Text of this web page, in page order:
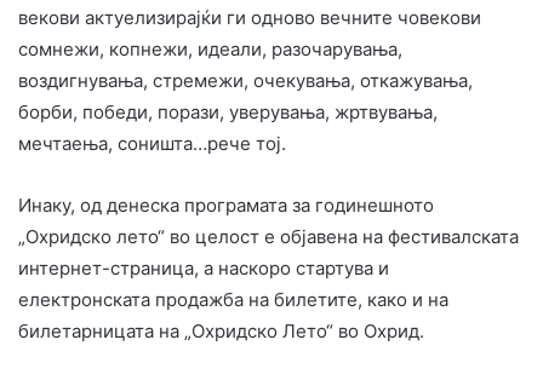
векови актуелизирајќи ги одново вечните човекови
сомнежи, копнежи, идеали, разочарувања,
воздигнувања, стремежи, очекувања, откажувања,
борби, победи, порази, уверувања, жртвувања,
мечтаења, соништа…рече тој.
Инаку, од денеска програмата за годинешното
„Охридско лето“ во целост е објавена на фестивалската
интернет-страница, а наскоро стартува и
електронската продажба на билетите, како и на
билетарницата на „Охридско Лето“ во Охрид.